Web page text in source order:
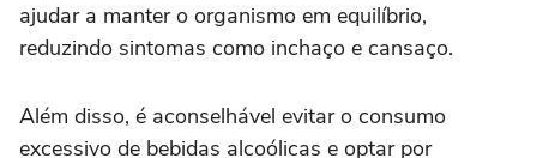
ajudar a manter o organismo em equilíbrio,
reduzindo sintomas como inchaço e cansaço.
Além disso, é aconselhável evitar o consumo
excessivo de bebidas alcoólicas e optar por